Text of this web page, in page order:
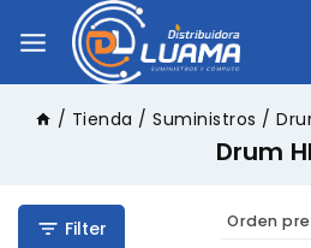
/ Tienda / Suministros /
Drum
Filter